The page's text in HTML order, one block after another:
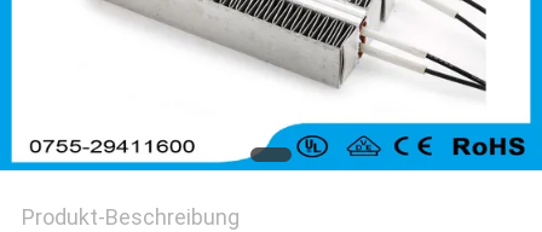
Produkt-Beschreibung